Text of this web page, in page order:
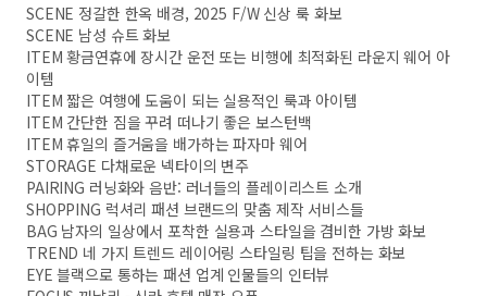
SCENE 정갈한 한옥 배경, 2025 F/W 신상 룩 화보
SCENE 남성 슈트 화보
ITEM 황금연휴에 장시간 운전 또는 비행에 최적화된 라운지 웨어 아
이템
ITEM 짧은 여행에 도움이 되는 실용적인 룩과 아이템
ITEM 간단한 짐을 꾸려 떠나기 좋은 보스턴백
ITEM 휴일의 즐거움을 배가하는 파자마 웨어
STORAGE 다채로운 넥타이의 변주
PAIRING 러닝화와 음반: 러너들의 플레이리스트 소개
SHOPPING 럭셔리 패션 브랜드의 맞춤 제작 서비스들
BAG 남자의 일상에서 포착한 실용과 스타일을 겸비한 가방 화보
TREND 네 가지 트렌드 레이어링 스타일링 팁을 전하는 화보
EYE 블랙으로 통하는 패션 업계 인물들의 인터뷰